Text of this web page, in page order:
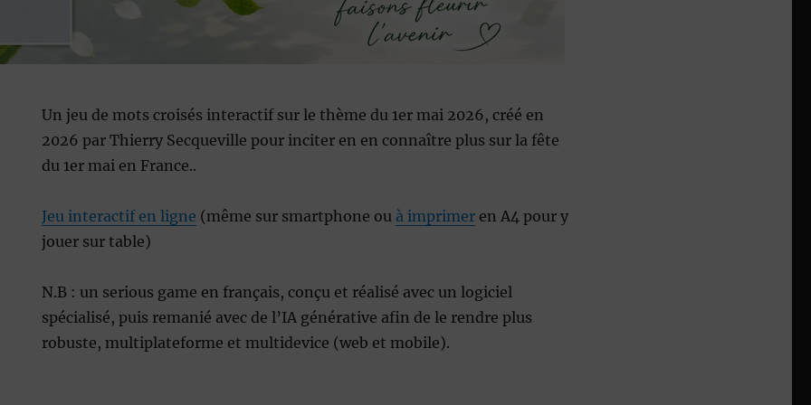
Un jeu de mots croisés interactif sur le thème du 1er mai 2026, créé en
2026 par Thierry Secqueville pour inciter en en connaître plus sur la fête
du 1er mai en France..
Jeu interactif en ligne (même sur smartphone ou à imprimer en A4 pour y
jouer sur table)
N.B : un serious game en français, conçu et réalisé avec un logiciel
spécialisé, puis remanié avec de l’IA générative afin de le rendre plus
robuste, multiplateforme et multidevice (web et mobile).